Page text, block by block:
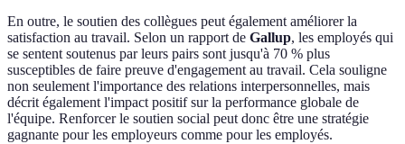
En outre, le soutien des collègues peut également améliorer la
satisfaction au travail. Selon un rapport de Gallup, les employés qui
se sentent soutenus par leurs pairs sont jusqu'à 70 % plus
susceptibles de faire preuve d'engagement au travail. Cela souligne
non seulement l'importance des relations interpersonnelles, mais
décrit également l'impact positif sur la performance globale de
l'équipe. Renforcer le soutien social peut donc être une stratégie
gagnante pour les employeurs comme pour les employés.